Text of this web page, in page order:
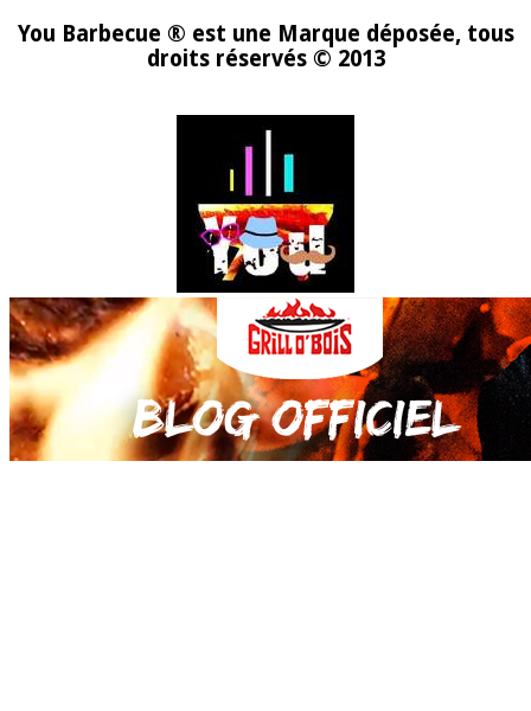
You Barbecue ® est une Marque déposée, tous
droits réservés © 2013